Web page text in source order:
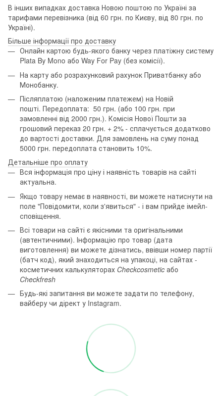
В інших випадках доставка Новою поштою по Україні за
тарифами перевізника (від 60 грн. по Києву, від 80 грн. по
Україні).
Більше інформації про доставку
Онлайн картою будь-якого банку через платіжну систему
Plata By Mono або Way For Pay (без комісії).
На карту або розрахунковий рахунок Приватбанку або
Монобанку.
Післяплатою (наложеним платежем) на Новій
пошті. Передоплата: 50 грн. (або 100 грн. при
замовленні від 2000 грн.). Комісія Нової Пошти за
грошовий переказ 20 грн. + 2% - сплачується додатково
до вартості доставки. Для замовлень на суму понад
5000 грн. передоплата становить 10%.
Детальніше про оплату
Вся інформація про ціну і наявність товарів на сайті
актуальна.
Якщо товару немає в наявності, ви можете натиснути на
поле "Повідомити, коли з'явиться" - і вам прийде імейл-
сповіщення.
Всі товари на сайті є якісними та оригінальними
(автентичними). Інформацію про товар (дата
виготовлення) ви можете дізнатись, ввівши номер партії
(батч код), який знаходиться на упакоці, на сайтах -
косметичних калькуляторах Checkcosmetic або
Checkfresh
Будь-які запитання ви можете задати по телефону,
вайберу чи дірект у Instagram.